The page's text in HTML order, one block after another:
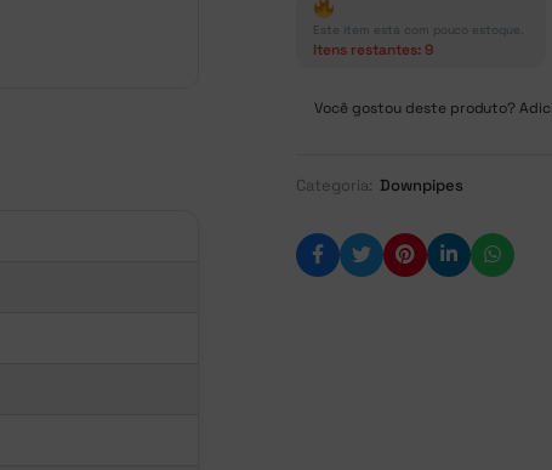
Este item está com pouco estoque.
Itens restantes: 9
Você gostou deste produto?
Categoria: Downpipes